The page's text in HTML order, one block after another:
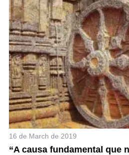
16 de March de 2019
“A causa fundamental que
f
o
r
: